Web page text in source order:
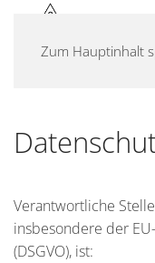
Zum Hauptinhalt
Verantwortliche
insbesondere der
(DSGVO), ist: